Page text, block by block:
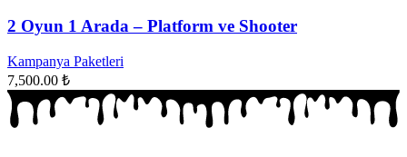
2 Oyun 1 Arada – Platform ve Shooter
Kampanya Paketleri
7,500.00 ₺